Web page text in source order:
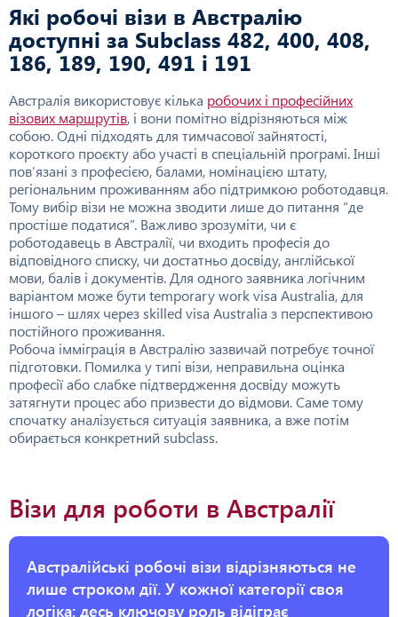
Які робочі візи в Австралію
доступні за Subclass 482, 400, 408,
186, 189, 190, 491 і 191
Австралія використовує кілька робочих і професійних
візових маршрутів, і вони помітно відрізняються між
собою. Одні підходять для тимчасової зайнятості,
короткого проєкту або участі в спеціальній програмі. Інші
пов’язані з професією, балами, номінацією штату,
регіональним проживанням або підтримкою роботодавця.
Тому вибір візи не можна зводити лише до питання “де
простіше податися”. Важливо зрозуміти, чи є
роботодавець в Австралії, чи входить професія до
відповідного списку, чи достатньо досвіду, англійської
мови, балів і документів. Для одного заявника логічним
варіантом може бути temporary work visa Australia, для
іншого – шлях через skilled visa Australia з перспективою
постійного проживання.
Робоча імміграція в Австралію зазвичай потребує точної
підготовки. Помилка у типі візи, неправильна оцінка
професії або слабке підтвердження досвіду можуть
затягнути процес або призвести до відмови. Саме тому
спочатку аналізується ситуація заявника, а вже потім
обирається конкретний subclass.
Візи для роботи в Австралії
Австралійські робочі візи відрізняються не
лише строком дії. У кожної категорії своя
логіка: десь ключову роль відіграє